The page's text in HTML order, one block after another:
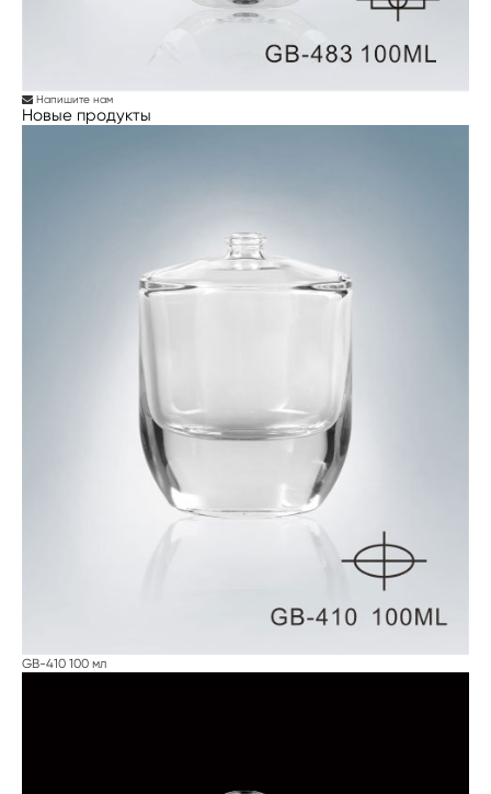
Напишите нам
Новые продукты
GB-410 100 мл